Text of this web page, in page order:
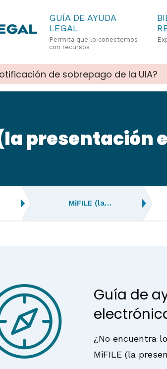
GUÍA DE AYUDA
LEGAL
Permita que lo conectemos
con recursos
de sobrepago de la UIA?
(la presentación
MiFILE (la…
Guía de
¿No encuentra
MiFILE (la